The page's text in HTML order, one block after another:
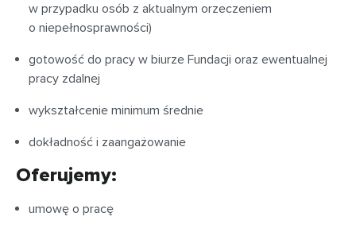
w przypadku osób z aktualnym orzeczeniem
o niepełnosprawności)
gotowość do pracy w biurze Fundacji oraz ewentualnej
pracy zdalnej
wykształcenie minimum średnie
dokładność i zaangażowanie
Oferujemy:
umowę o pracę